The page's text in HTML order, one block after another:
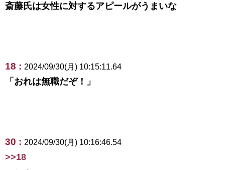
斎藤氏は女性に対するアピールがうまいな
18 : 2024/09/30(月) 10:15:11.64
「おれは無職だぞ！」
30 : 2024/09/30(月) 10:16:46.54
>>18